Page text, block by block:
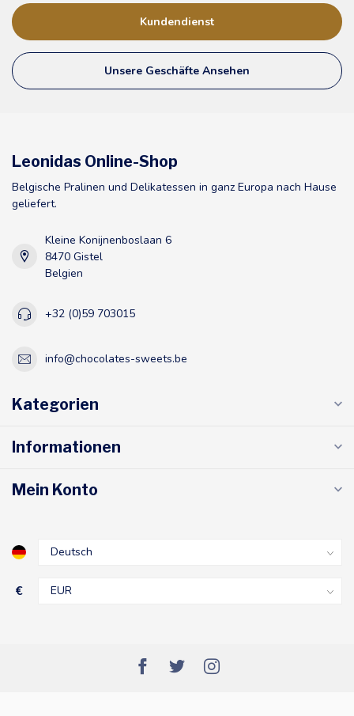
Kundendienst
Unsere Geschäfte Ansehen
Leonidas Online-Shop
Belgische Pralinen und Delikatessen in ganz Europa nach Hause
geliefert.
Kleine Konijnenboslaan 6
8470 Gistel
Belgien
+32 (0)59 703015
info@chocolates-sweets.be
Kategorien
Informationen
Mein Konto
€